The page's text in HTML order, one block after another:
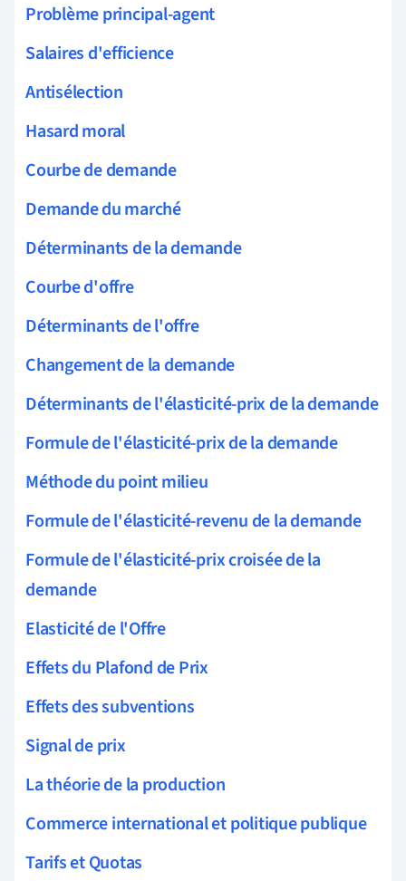
Problème principal-agent
Salaires d'efficience
Antisélection
Hasard moral
Courbe de demande
Demande du marché
Déterminants de la demande
Courbe d'offre
Déterminants de l'offre
Changement de la demande
Déterminants de l'élasticité-prix de la demande
Formule de l'élasticité-prix de la demande
Méthode du point milieu
Formule de l'élasticité-revenu de la demande
Formule de l'élasticité-prix croisée de la
demande
Elasticité de l'Offre
Effets du Plafond de Prix
Effets des subventions
Signal de prix
La théorie de la production
Commerce international et politique publique
Tarifs et Quotas